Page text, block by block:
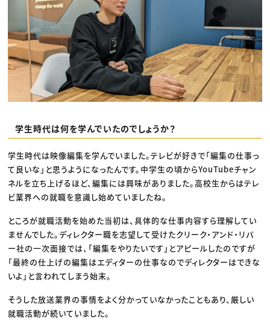
学生時代は何を学んでいたのでしょうか？
学生時代は映像編集を学んでいました。テレビが好きで「編集の仕事っ
て良いな」と思うようになったんです。中学生の頃からYouTubeチャン
ネルを立ち上げるほど、編集には興味がありました。高校生からはテレ
ビ業界への就職を意識し始めていましたね。
ところが就職活動を始めた当初は、具体的な仕事内容すら理解してい
ませんでした。ディレクター職を志望して受けたクリーク・アンド・リバ
ー社の一次面接では、「編集をやりたいです」とアピールしたのですが
「最終の仕上げの編集はエディターの仕事なのでディレクターはできな
いよ」と言われてしまう始末。
そうした放送業界の事情をよく分かっていなかったこともあり、厳しい
就職活動が続いていました。